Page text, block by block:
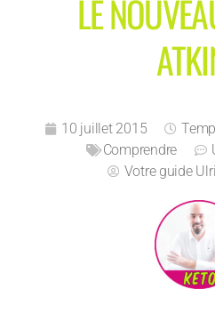
LE
10 juillet 2015
Comprendre
Votre guide